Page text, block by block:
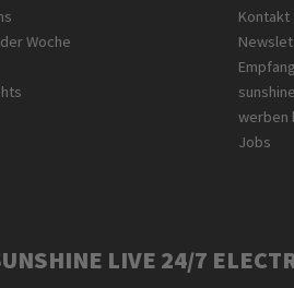
Woche
Kontakt
Empfang
werben
Jobs
LIVE 24/7